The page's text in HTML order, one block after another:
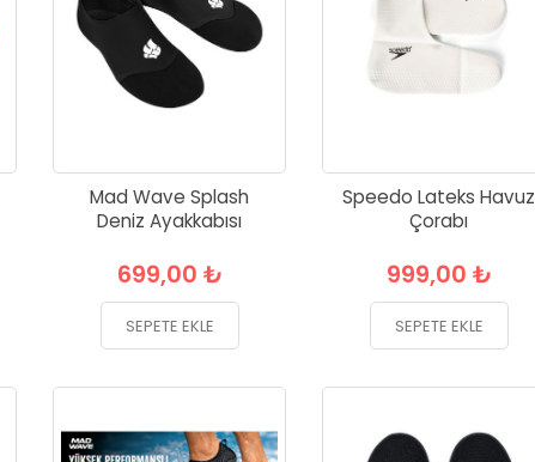
Mad Wave Splash
Deniz Ayakkabısı
699,00 ₺
SEPETE EKLE
Speedo Lateks Havuz
Çorabı
999,00 ₺
SEPETE EKLE